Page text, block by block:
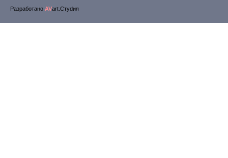
Разработано AVart.Стуdия